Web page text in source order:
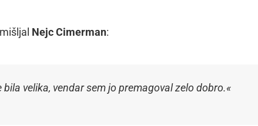
Nejc Cimerman:
bila velika, vendar sem jo premagoval zelo dobro.«